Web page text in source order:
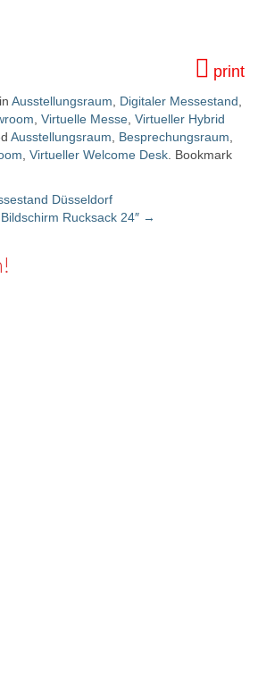
print
Ausstellungsraum Digitaler Messestand
Virtuelle Messe Virtueller Hybrid
Ausstellungsraum Besprechungsraum
Virtueller Welcome Desk . Bookmark
Düsseldorf
Rucksack 24″ →